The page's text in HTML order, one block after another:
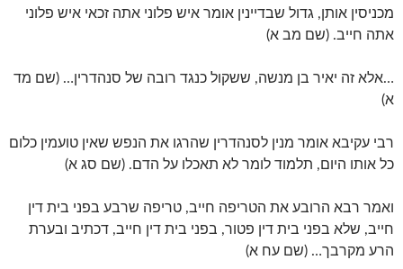
מכניסין אותן, גדול שבדיינין אומר איש פלוני אתה זכאי איש פלוני
אתה חייב. (שם מב א)
…אלא זה יאיר בן מנשה, ששקול כנגד רובה של סנהדרין… (שם מד
א)
רבי עקיבא אומר מנין לסנהדרין שהרגו את הנפש שאין טועמין כלום
כל אותו היום, תלמוד לומר לא תאכלו על הדם. (שם סג א)
ואמר רבא הרובע את הטריפה חייב, טריפה שרבע בפני בית דין
חייב, שלא בפני בית דין פטור, בפני בית דין חייב, דכתיב ובערת
הרע מקרבך… (שם עח א)